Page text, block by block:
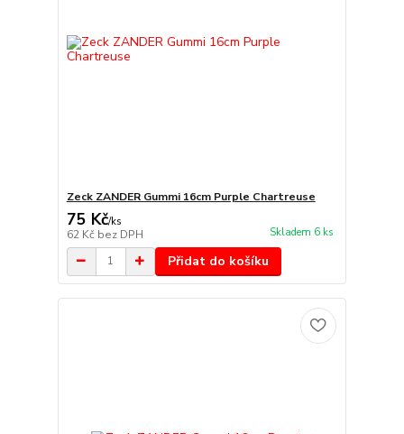
Zeck ZANDER Gummi 16cm Purple Chartreuse
75 Kč/ks
62 Kč bez DPH Skladem 6 ks
Přidat do košíku